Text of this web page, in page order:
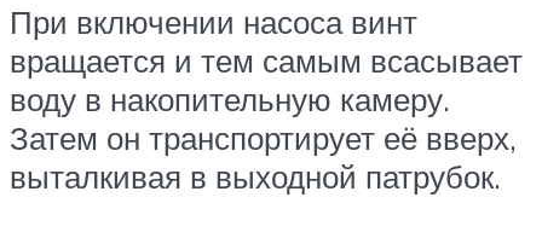
При включении насоса винт
вращается и тем самым всасывает
воду в накопительную камеру.
Затем он транспортирует её вверх,
выталкивая в выходной патрубок.